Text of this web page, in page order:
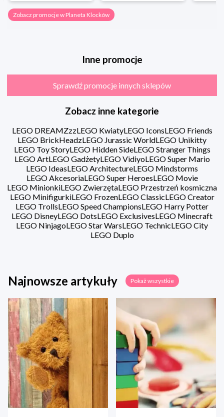
Zobacz promocje w Planeta Klocków
Inne promocje
Sprawdź promocje innych sklepów
Zobacz inne kategorie
LEGO DREAMZzzLEGO KwiatyLEGO IconsLEGO Friends
LEGO BrickHeadzLEGO Jurassic WorldLEGO Unikitty
LEGO Toy StoryLEGO Hidden SideLEGO Stranger Things
LEGO ArtLEGO GadżetyLEGO VidiyoLEGO Super Mario
LEGO IdeasLEGO ArchitectureLEGO Mindstorms
LEGO AkcesoriaLEGO Super HeroesLEGO Movie
LEGO MinionkiLEGO ZwierzętaLEGO Przestrzeń kosmiczna
LEGO MinifigurkiLEGO FrozenLEGO ClassicLEGO Creator
LEGO TrollsLEGO Speed ChampionsLEGO Harry Potter
LEGO DisneyLEGO DotsLEGO ExclusivesLEGO Minecraft
LEGO NinjagoLEGO Star WarsLEGO TechnicLEGO City
LEGO Duplo
Najnowsze artykuły Pokaż wszystkie